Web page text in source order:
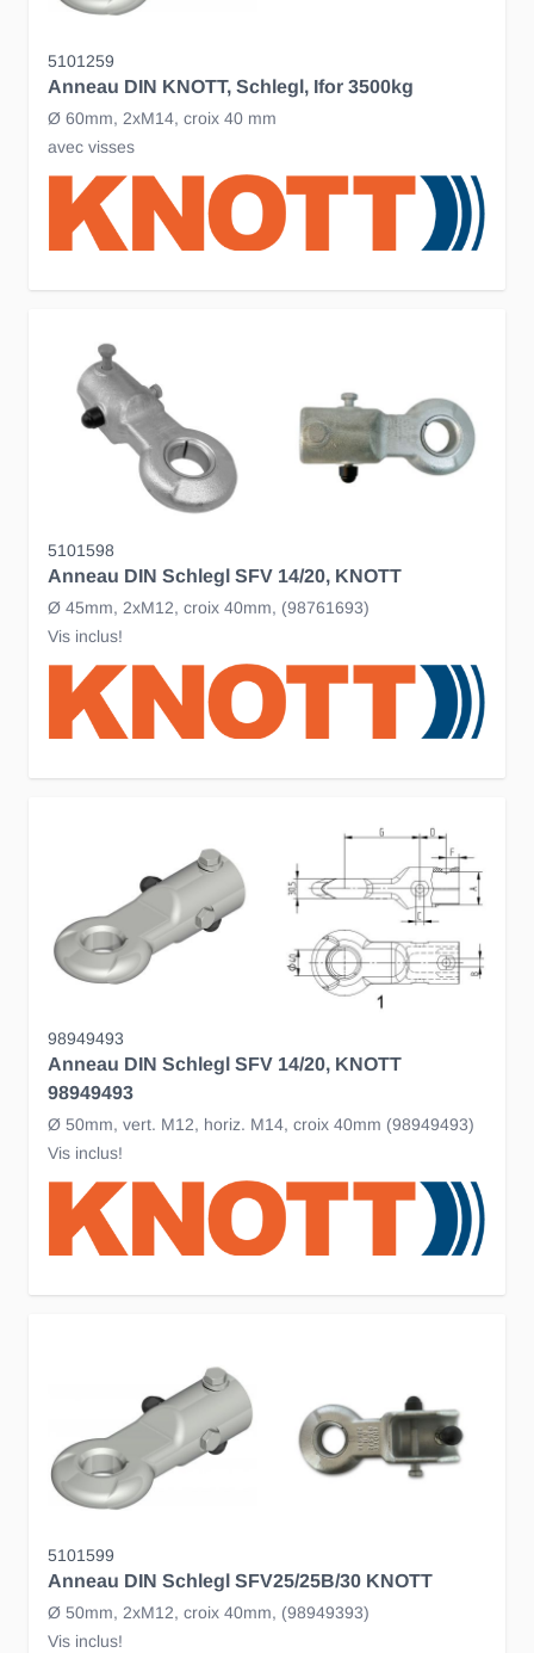
5101259
Anneau DIN KNOTT, Schlegl, Ifor 3500kg
Ø 60mm, 2xM14, croix 40 mm
avec visses
5101598
Anneau DIN Schlegl SFV 14/20, KNOTT
Ø 45mm, 2xM12, croix 40mm, (98761693)
Vis inclus!
98949493
Anneau DIN Schlegl SFV 14/20, KNOTT
98949493
Ø 50mm, vert. M12, horiz. M14, croix 40mm (98949493)
Vis inclus!
5101599
Anneau DIN Schlegl SFV25/25B/30 KNOTT
Ø 50mm, 2xM12, croix 40mm, (98949393)
Vis inclus!